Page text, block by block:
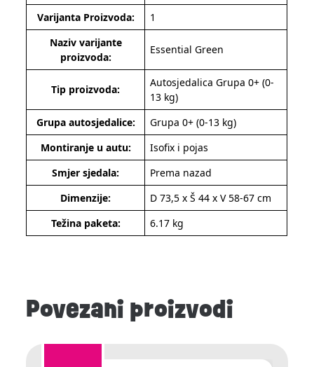
Varijanta Proizvoda:
1
Naziv varijante
proizvoda:
Essential Green
Tip proizvoda:
Autosjedalica Grupa 0+ (0-
13 kg)
Grupa autosjedalice:
Grupa 0+ (0-13 kg)
Montiranje u autu:
Isofix i pojas
Smjer sjedala:
Prema nazad
Dimenzije:
D 73,5 x Š 44 x V 58-67 cm
Težina paketa:
6.17 kg
Povezani proizvodi